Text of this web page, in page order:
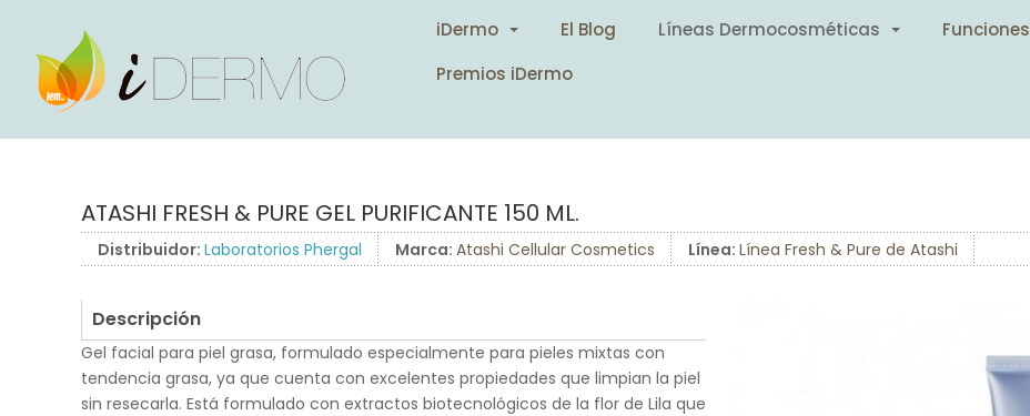
iDermo El Blog Líneas Dermocosméticas Funciones
Premios iDermo
ATASHI FRESH & PURE GEL PURIFICANTE 150 ML.
Distribuidor: Laboratorios Phergal Marca: Atashi Cellular Cosmetics Línea: Línea Fresh & Pure de Atashi
Descripción
Gel facial para piel grasa, formulado especialmente para pieles mixtas con
tendencia grasa, ya que cuenta con excelentes propiedades que limpian la piel
sin resecarla. Está formulado con extractos biotecnológicos de la flor de Lila que